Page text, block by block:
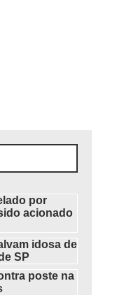
por
acionado
idosa de
SP
poste na